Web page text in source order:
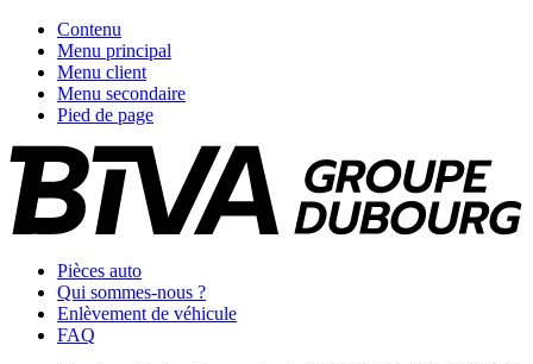
Contenu
Menu principal
Menu client
Menu secondaire
Pied de page
Pièces auto
Qui sommes-nous ?
Enlèvement de véhicule
FAQ